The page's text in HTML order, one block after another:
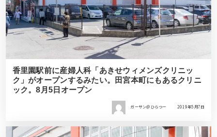
香里園駅前に産婦人科「あきせウィメンズクリニッ
ク」がオープンするみたい。田宮本町にもあるクリニ
ック。8月5日オープン
ガーサン＠ひらつー 2019年5月7日